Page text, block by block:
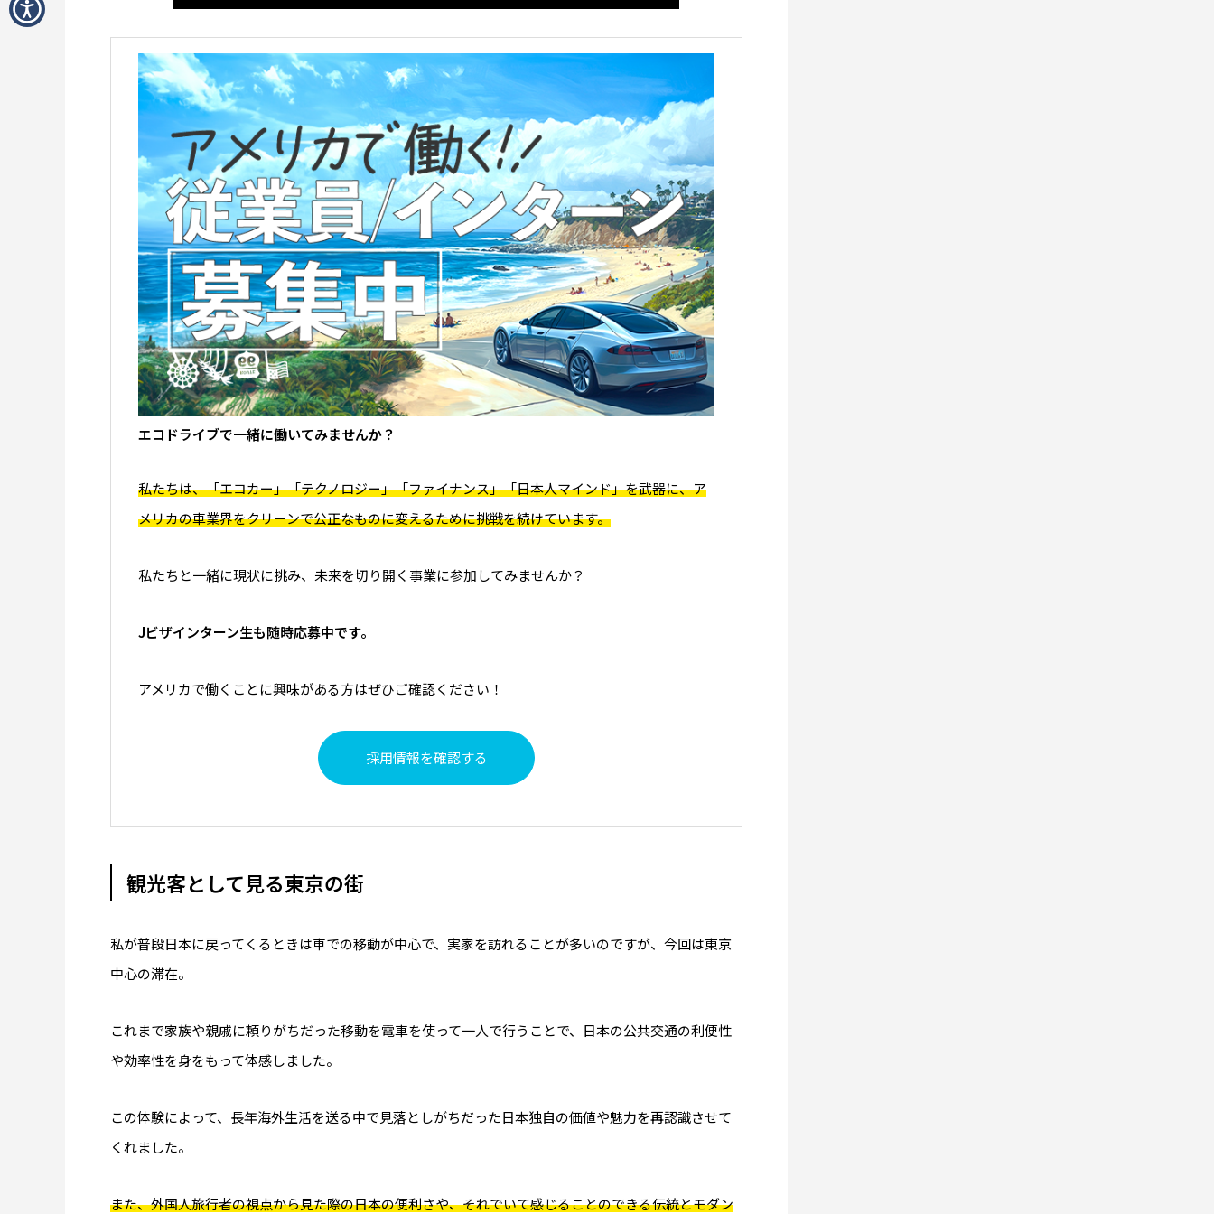
エコドライブで一緒に働いてみませんか？
私たちは、「エコカー」「テクノロジー」「ファイナンス」「日本人マインド」を武器に、ア
メリカの車業界をクリーンで公正なものに変えるために挑戦を続けています。
私たちと一緒に現状に挑み、未来を切り開く事業に参加してみませんか？
Jビザインターン生も随時応募中です。
アメリカで働くことに興味がある方はぜひご確認ください！
採用情報を確認する
観光客として見る東京の街
私が普段日本に戻ってくるときは車での移動が中心で、実家を訪れることが多いのですが、今回は東京
中心の滞在。
これまで家族や親戚に頼りがちだった移動を電車を使って一人で行うことで、日本の公共交通の利便性
や効率性を身をもって体感しました。
この体験によって、長年海外生活を送る中で見落としがちだった日本独自の価値や魅力を再認識させて
くれました。
また、外国人旅行者の視点から見た際の日本の便利さや、それでいて感じることのできる伝統とモダン